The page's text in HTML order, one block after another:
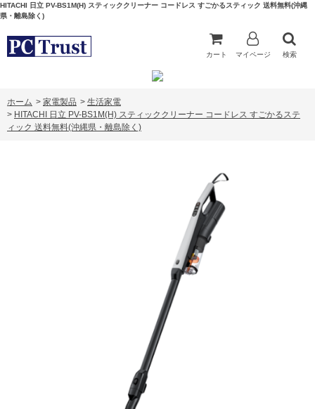
HITACHI 日立 PV-BS1M(H) スティッククリーナー コードレス すごかるスティック 送料無料(沖縄
県・離島除く)
カート マイページ 検索
ホーム > 家電製品 > 生活家電
> HITACHI 日立 PV-BS1M(H) スティッククリーナー コードレス すごかるステ
ィック 送料無料(沖縄県・離島除く)